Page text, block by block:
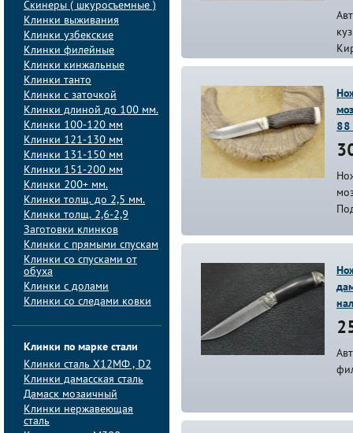
Скинеры ( шкуросъемные )
Клинки выживания
Клинки узбекские
Клинки филейные
Клинки кинжальные
Клинки танто
Клинки с заточкой
Клинки длиной до 100 мм.
Клинки 100-120 мм
Клинки 121-130 мм
Клинки 131-150 мм
Клинки 151-200 мм
Клинки 200+ мм.
Клинки толщ. до 2,5 мм.
Клинки толщ. 2,6-2,9
Заготовки клинков
Клинки с прямыми спускам
Клинки со спусками от
обуха
Клинки с долами
Клинки со следами ковки
Клинки по марке стали
Клинки сталь Х12МФ , D2
Клинки дамасская сталь
Дамаск мозаичный
Клинки нержавеющая
сталь
88